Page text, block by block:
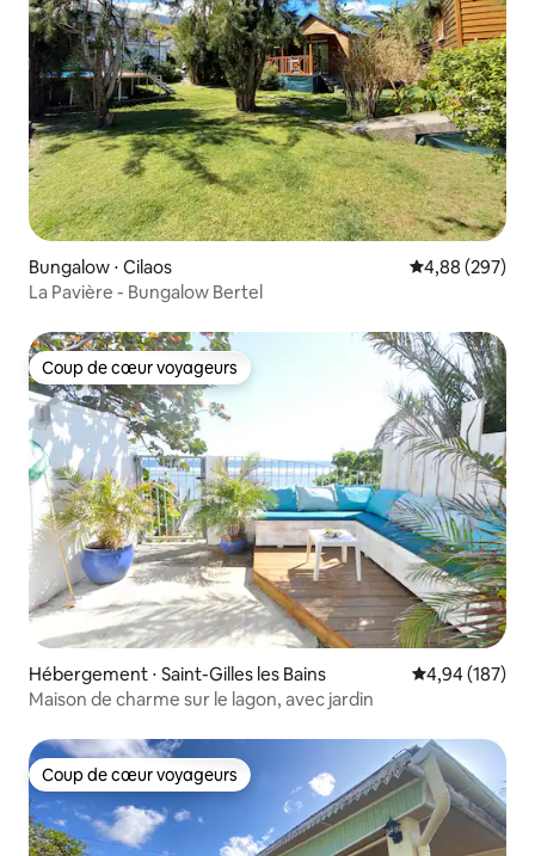
Bungalow ⋅ Cilaos Évaluation
4,88 (297)
La Pavière - Bungalow Bertel
Coup de cœur voyageurs
Coup de cœur voyageurs
Hébergement ⋅ Saint-Gilles les Bains Évaluation
4,94 (187)
Maison de charme sur le lagon, avec jardin
Coup de cœur voyageurs
Coup de cœur voyageurs